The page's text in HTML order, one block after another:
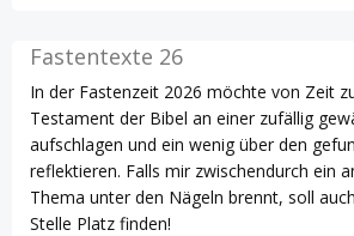
Fastentexte 26
In der Fastenzeit 2026 möchte von Zeit
Testament der Bibel an einer zufällig
aufschlagen und ein wenig über den
reflektieren. Falls mir zwischendurch ein
Thema unter den Nägeln brennt, soll
Stelle Platz finden!